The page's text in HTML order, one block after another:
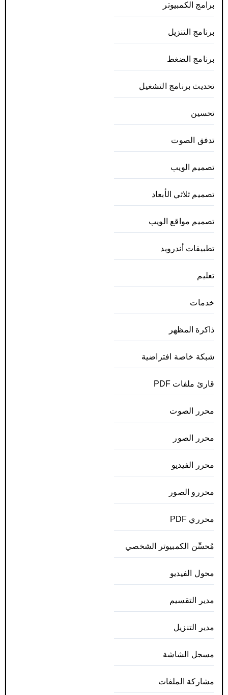
برامج الكمبيوتر
برنامج التنزيل
برنامج الضغط
تحديث برنامج التشغيل
تحسين
تدفق الصوت
تصميم الويب
تصميم ثلاثي الأبعاد
تصميم مواقع الويب
تطبيقات أندرويد
تعليم
خدمات
ذاكرة المظهر
شبكة خاصة افتراضية
قارئ ملفات PDF
محرر الصوت
محرر الصور
محرر الفيديو
محررو الصور
محرري PDF
مُحسِّن الكمبيوتر الشخصي
محول الفيديو
مدير التقسيم
مدير التنزيل
مسجل الشاشة
مشاركة الملفات